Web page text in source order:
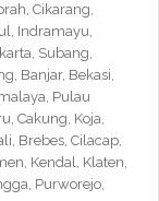
Cikarang,
Indramayu,
Subang,
Banjar, Bekasi,
Pulau
Cakung, Koja,
Brebes, Cilacap,
Kendal, Klaten,
Purworejo,